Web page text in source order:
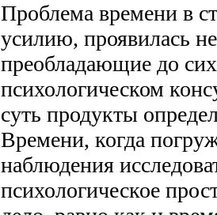
Проблема времени в
усилию, проявилась
преобладающие до
психологическом
суть продукты
Времени, когда
наблюдения
психологическое